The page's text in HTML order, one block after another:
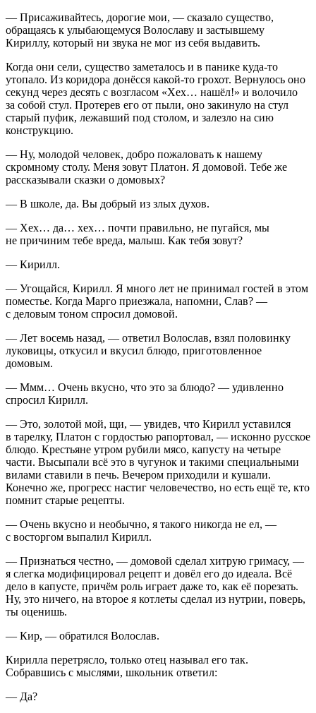
— Присаживайтесь, дорогие мои, — сказало существо,
обращаясь к улыбающемуся Волославу и застывшему
Кириллу, который ни звука не мог из себя выдавить.
Когда они сели, существо заметалось и в панике куда-то
утопало. Из коридора донёсся какой-то грохот. Вернулось оно
секунд через десять с возгласом «Хех… нашёл!» и волочило
за собой стул. Протерев его от пыли, оно закинуло на стул
старый пуфик, лежавший под столом, и залезло на сию
конструкцию.
— Ну, молодой человек, добро пожаловать к нашему
скромному столу. Меня зовут Платон. Я домовой. Тебе же
рассказывали сказки о домовых?
— В школе, да. Вы добрый из злых духов.
— Хех… да… хех… почти правильно, не пугайся, мы
не причиним тебе вреда, малыш. Как тебя зовут?
— Кирилл.
— Угощайся, Кирилл. Я много лет не принимал гостей в этом
поместье. Когда Марго приезжала, напомни, Слав? —
с деловым тоном спросил домовой.
— Лет восемь назад, — ответил Волослав, взял половинку
луковицы, откусил и вкусил блюдо, приготовленное
домовым.
— Ммм… Очень вкусно, что это за блюдо? — удивленно
спросил Кирилл.
— Это, золотой мой, щи, — увидев, что Кирилл уставился
в тарелку, Платон с гордостью рапортовал, — исконно русское
блюдо. Крестьяне утром рубили мясо, капусту на четыре
части. Высыпали всё это в чугунок и такими специальными
вилами ставили в печь. Вечером приходили и кушали.
Конечно же, прогресс настиг человечество, но есть ещё те, кто
помнит старые рецепты.
— Очень вкусно и необычно, я такого никогда не ел, —
с восторгом выпалил Кирилл.
— Признаться честно, — домовой сделал хитрую гримасу, —
я слегка модифицировал рецепт и довёл его до идеала. Всё
дело в капусте, причём роль играет даже то, как её порезать.
Ну, это ничего, на второе я котлеты сделал из нутрии, поверь,
ты оценишь.
— Кир, — обратился Волослав.
Кирилла перетрясло, только отец называл его так.
Собравшись с мыслями, школьник ответил:
— Да?